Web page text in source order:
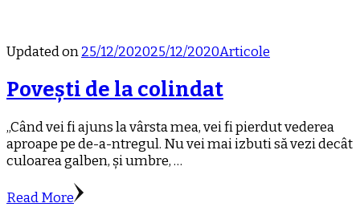
Updated on25/12/202025/12/2020Articole
Povești de la colindat
„Când vei fi ajuns la vârsta mea, vei fi pierdut vederea
aproape pe de-a-ntregul. Nu vei mai izbuti să vezi decât
culoarea galben, și umbre, …
Read More